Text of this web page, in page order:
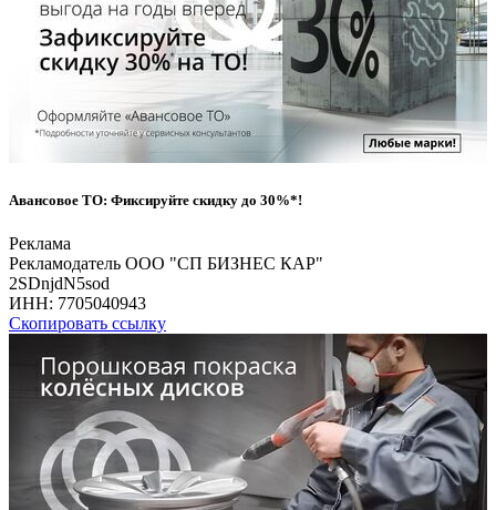
Авансовое ТО: Фиксируйте скидку до 30%*!
Реклама
Рекламодатель ООО "СП БИЗНЕС КАР"
2SDnjdN5sod
ИНН: 7705040943
Скопировать ссылку